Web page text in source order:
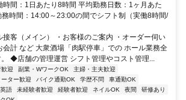
時間：1日あたり8時間 平均勤務日数：1ヶ月あた
務時間：14:00～23:00の間でシフト制（実働8時間/
客（メイン） ・お客様のご案内 ・オーダー伺い
会計 など 大衆酒場「肉駅停車」での ホール業務全
◆店舗の管理運営 シフト管理やコスト管理...
迎 副業・WワークOK
主婦・主夫歓迎
ーター歓迎 バイク通勤OK 学歴不問
車通勤OK
英語 未経験者歓迎 経験者歓迎 ネイルOK 夜間
研修あり